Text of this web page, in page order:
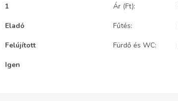
1 Ár (Ft):
Eladó Fűtés:
Felújított Fürdő és WC:
Igen